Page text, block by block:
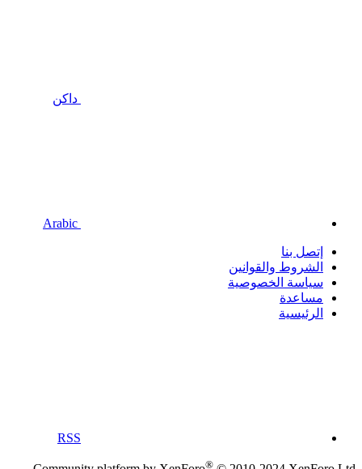
داكن
إتصل بنا
الشروط والقوانين
سياسة الخصوصية
مساعدة
الرئيسية
RSS
®